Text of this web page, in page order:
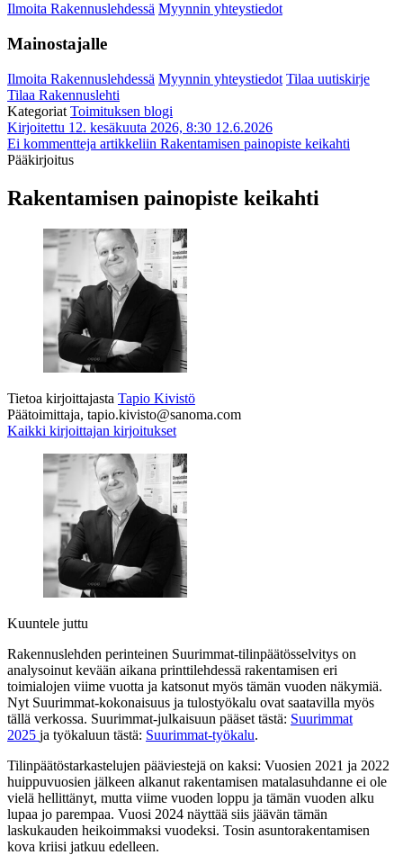
Ilmoita Rakennuslehdessä Myynnin yhteystiedot
Mainostajalle
Ilmoita Rakennuslehdessä Myynnin yhteystiedot Tilaa uutiskirje
Tilaa Rakennuslehti
Kategoriat Toimituksen blogi
Kirjoitettu 12. kesäkuuta 2026, 8:30 12.6.2026
Ei kommentteja artikkeliin Rakentamisen painopiste keikahti
Pääkirjoitus
Rakentamisen painopiste keikahti
Tietoa kirjoittajasta Tapio Kivistö
Päätoimittaja, tapio.kivisto@sanoma.com
Kaikki kirjoittajan kirjoitukset
Kuuntele juttu
Rakennuslehden perinteinen Suurimmat-tilinpäätösselvitys on
analysoinut kevään aikana printtilehdessä rakentamisen eri
toimialojen viime vuotta ja katsonut myös tämän vuoden näkymiä.
Nyt Suurimmat-kokonaisuus ja tulostyökalu ovat saatavilla myös
tällä verkossa. Suurimmat-julkaisuun pääset tästä: Suurimmat
2025 ja työkaluun tästä: Suurimmat-työkalu.
Tilinpäätöstarkastelujen pääviestejä on kaksi: Vuosien 2021 ja 2022
huippuvuosien jälkeen alkanut rakentamisen matalasuhdanne ei ole
vielä hellittänyt, mutta viime vuoden loppu ja tämän vuoden alku
lupaa jo parempaa. Vuosi 2024 näyttää siis jäävän tämän
laskukauden heikoimmaksi vuodeksi. Tosin asuntorakentamisen
kova kriisi jatkuu edelleen.